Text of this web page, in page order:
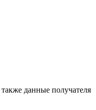
данные получателя